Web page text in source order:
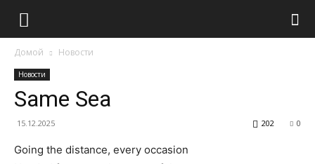
Домой Новости
Новости
Same Sea
15.12.2025 0
202
Going the distance, every occasion